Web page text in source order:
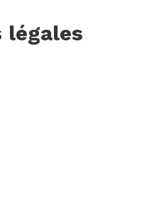
légales